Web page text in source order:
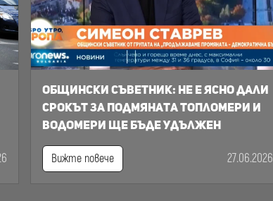
Общински съветник: Не е ясно дали
срокът за подмяната топломери и
водомери ще бъде удължен
Вижте повече 27.06.2026